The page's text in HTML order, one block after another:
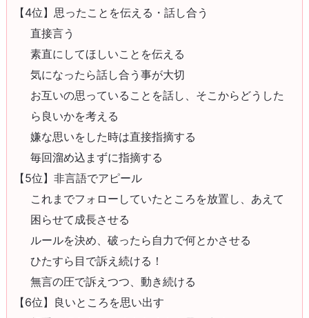
【4位】思ったことを伝える・話し合う
直接言う
素直にしてほしいことを伝える
気になったら話し合う事が大切
お互いの思っていることを話し、そこからどうした
ら良いかを考える
嫌な思いをした時は直接指摘する
毎回溜め込まずに指摘する
【5位】非言語でアピール
これまでフォローしていたところを放置し、あえて
困らせて成長させる
ルールを決め、破ったら自力で何とかさせる
ひたすら目で訴え続ける！
無言の圧で訴えつつ、動き続ける
【6位】良いところを思い出す